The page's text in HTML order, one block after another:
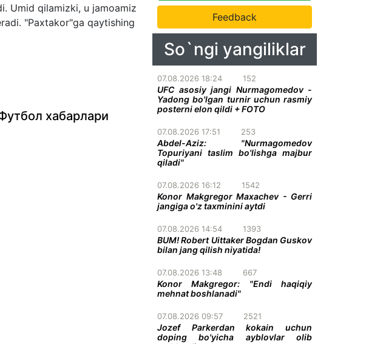
Umid qilamizki, u jamoamiz
"Paxtakor"ga qaytishing
хабарлари
Feedback
So`ngi yangiliklar
07.08.2026 18:24 152
UFC asosiy jangi Nurmagomedov -
Yadong bo'lgan turnir uchun rasmiy
posterni elon qildi + FOTO
07.08.2026 17:51 253
Abdel-Aziz: "Nurmagomedov
Topuriyani taslim bo'lishga majbur
qiladi"
07.08.2026 16:12 1542
Konor Makgregor Maxachev - Gerri
jangiga o'z taxminini aytdi
07.08.2026 14:54 1393
BUM! Robert Uittaker Bogdan Guskov
bilan jang qilish niyatida!
07.08.2026 13:48 667
Konor Makgregor: "Endi haqiqiy
mehnat boshlanadi"
07.08.2026 09:57 2521
Jozef Parkerdan kokain uchun
doping bo'yicha ayblovlar olib